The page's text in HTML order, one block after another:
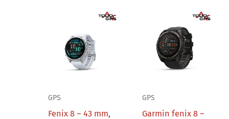
GPS
Fenix 8 – 43 mm,
GPS
Garmin fenix 8 –